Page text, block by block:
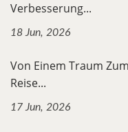
Verbesserung...
18 Jun, 2026
Von Einem Traum
Reise...
17 Jun, 2026